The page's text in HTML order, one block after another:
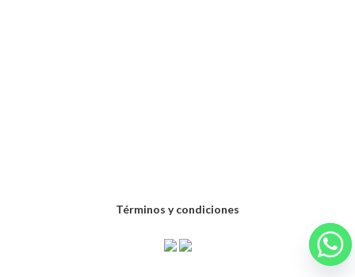
Términos y condiciones